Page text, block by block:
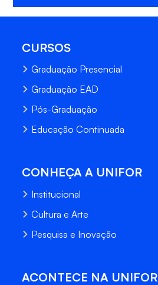
CURSOS
Graduação Presencial
Graduação EAD
Pós-Graduação
Educação Continuada
CONHEÇA A UNIFOR
Institucional
Cultura e Arte
Pesquisa e Inovação
ACONTECE NA UNIFOR